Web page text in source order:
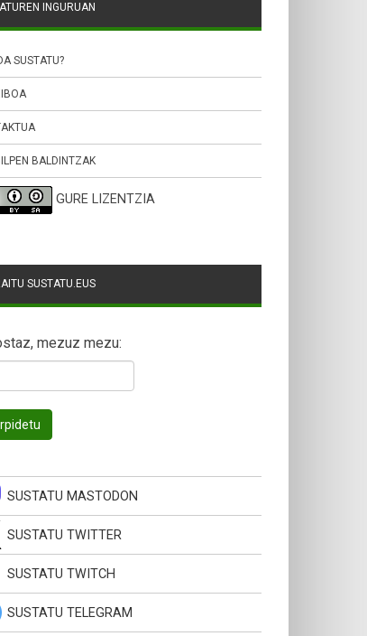
INGURUAN
SUSTATU?
BALDINTZAK
GURE LIZENTZIA
SUSTATU.EUS
mezuz mezu:
SUSTATU MASTODON
SUSTATU TWITTER
SUSTATU TWITCH
SUSTATU TELEGRAM